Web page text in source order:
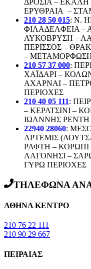
ΕΡΥΘΡΑΙΑ –
210 28 50 015: Ν.
ΦΙΛΑΔΕΛΦΕΙΑ –
ΛΥΚΟΒΡΥΣΗ –
ΠΕΡΙΣΣΟΣ –
–
210 57 37 000:
ΧΑΪΔΑΡΙ –
ΑΧΑΡΝΑΙ –
ΠΕΡΙΟΧΕΣ
210 40 05 111:
– ΚΕΡΑΤΣΙΝΙ –
ΙΩΑΝΝΗΣ ΡΕΝΤΗ
22940 28060:
ΑΡΤΕΜΙΣ
ΡΑΦΤΗ – ΚΟΡΩΠΙ
ΛΑΓΟΝΗΣΙ –
ΓΥΡΩ ΠΕΡΙΟΧΕΣ
ΤΗΛΕΦΩΝΑ
ΑΘΗΝΑ ΚΕΝΤΡΟ
210 76 22 111
210 90 29 667
ΠΕΙΡΑΙΑΣ